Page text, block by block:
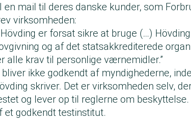
mail til deres danske kunder, som
virksomheden:
er forsat sikre at bruge (…)
og af det statsakkrediterede
alle krav til personlige værnemidler.”
ikke godkendt af myndighederne,
skriver. Det er virksomheden selv,
og lever op til reglerne om
et godkendt testinstitut.